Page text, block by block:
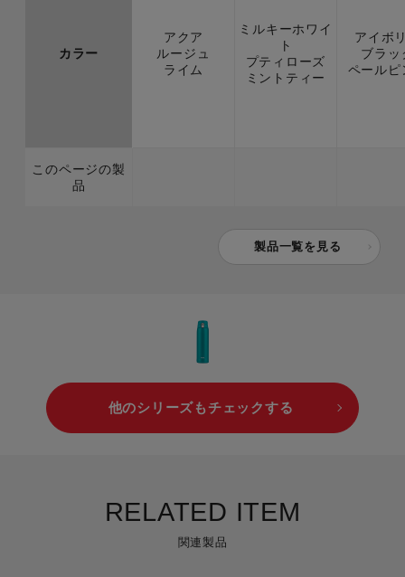
カラー
アクア
ルージュ
ライム
ミルキーホワイ
ト
プティローズ
ミントティー
アイボ
ブラッ
ペールピ
このページの製
品
製品一覧を見る
他のシリーズもチェックする
関連製品
RELATED ITEM